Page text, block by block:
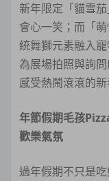
新年限定「貓雪
會心一笑；而「
統舞獅元素融入
為展場拍照與詢
感受熱鬧滾滾的新
年節假期毛孩
歡樂氣氛
過年假期不只是